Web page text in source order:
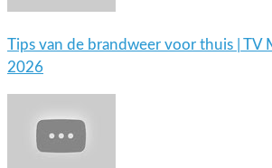
Tips van de brandweer voor thuis | TV
2026